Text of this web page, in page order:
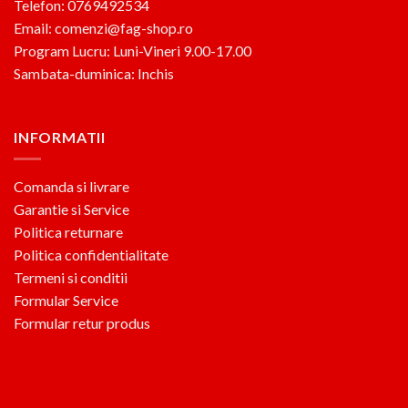
Telefon: 0769492534
Email: comenzi@fag-shop.ro
Program Lucru: Luni-Vineri 9.00-17.00
Sambata-duminica: Inchis
INFORMATII
Comanda si livrare
Garantie si Service
Politica returnare
Politica confidentialitate
Termeni si conditii
Formular Service
Formular retur produs